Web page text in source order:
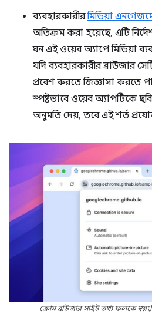
ব্যবহারকারীরমিডিয়া
অতিক্রম করা হয়েছে, এটি
ঘন এই ওয়েব অ্যাপে মিডিয়া
যদি ব্যবহারকারীর ব্রাউজার
প্রবেশ করতে জিজ্ঞাসা করতে
স্পষ্টভাবে ওয়েব অ্যাপটিকে
অনুমতি দেয়, তবে এই শর্ত
ক্রোম ব্রাউজার সাইট তথ্য ফলকে